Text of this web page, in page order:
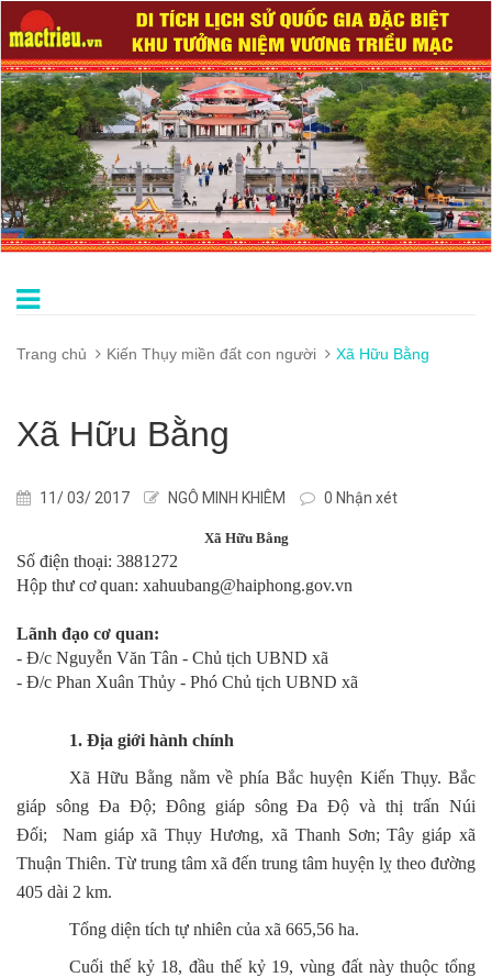
Trang chủ Kiến Thụy miền đất con người Xã Hữu Bằng
Xã Hữu Bằng
11/ 03/ 2017 NGÔ MINH KHIÊM 0 Nhận xét
Xã Hữu Bằng
Số điện thoại: 3881272
Hộp thư cơ quan: xahuubang@haiphong.gov.vn
Lãnh đạo cơ quan:
- Đ/c Nguyễn Văn Tân - Chủ tịch UBND xã
- Đ/c Phan Xuân Thủy - Phó Chủ tịch UBND xã
1. Địa giới hành chính
Xã Hữu Bằng nằm về phía Bắc huyện Kiến Thụy. Bắc
giáp sông Đa Độ; Đông giáp sông Đa Độ và thị trấn Núi
Đối; Nam giáp xã Thụy Hương, xã Thanh Sơn; Tây giáp xã
Thuận Thiên. Từ trung tâm xã đến trung tâm huyện lỵ theo đường
405 dài 2 km.
Tổng diện tích tự nhiên của xã 665,56 ha.
Cuối thế kỷ 18, đầu thế kỷ 19, vùng đất này thuộc tổng